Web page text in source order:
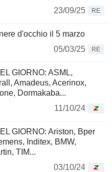
23/09/25
RE
d'occhio il 5 marzo
05/03/25
RE
GIORNO: ASML,
Amadeus, Acerinox,
Dormakaba...
11/10/24
GIORNO: Ariston, Bper
Inditex, BMW,
TIM...
03/10/24